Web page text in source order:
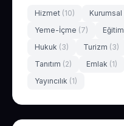
Hizmet (10) Kurumsal
Yeme-İçme (7) Eğitim
Hukuk (3) Turizm (3)
Tanıtım (2) Emlak (1)
Yayıncılık (1)